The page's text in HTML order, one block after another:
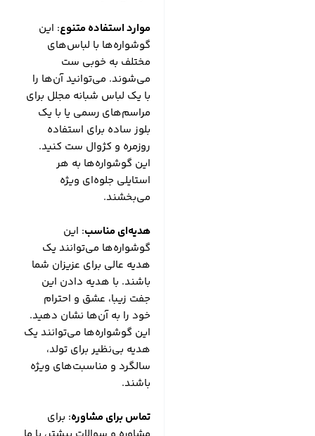
موارد استفاده متنوع: این
گوشواره‌ها با لباس‌های
مختلف به خوبی ست
می‌شوند. می‌توانید آن‌ها را
با یک لباس شبانه مجلل برای
مراسم‌های رسمی یا با یک
بلوز ساده برای استفاده
روزمره و کژوال ست کنید.
این گوشواره‌ها به هر
استایلی جلوه‌ای ویژه
می‌بخشند.
هدیه‌ای مناسب: این
گوشواره‌ها می‌توانند یک
هدیه عالی برای عزیزان شما
باشند. با هدیه دادن این
جفت زیبا، عشق و احترام
خود را به آن‌ها نشان دهید.
این گوشواره‌ها می‌توانند یک
هدیه بی‌نظیر برای تولد،
سالگرد و مناسبت‌های ویژه
باشند.
تماس برای مشاوره: برای